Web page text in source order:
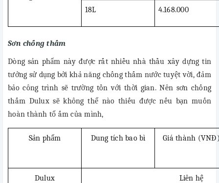
18L 4.168.000
Sơn chống thấm
Dòng sản phẩm này được rất nhiều nhà thầu xây dựng tin
tưởng sử dụng bởi khả năng chống thấm nước tuyệt vời, đảm
bảo công trình sẽ trường tồn với thời gian. Nên sơn chống
thấm Dulux sẽ không thể nào thiếu được nếu bạn muốn
hoàn thành tổ ấm của mình,
Sản phẩm Dung tích bao bì Giá thành
Dulux
Liên hệ